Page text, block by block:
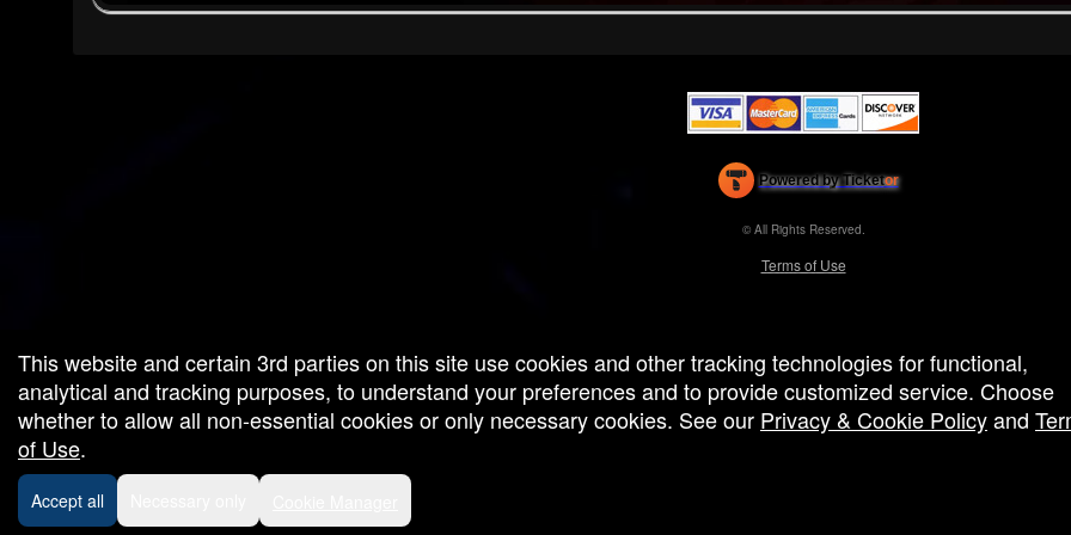
Powered by Ticketor
Efficient Night Club & Bar Ticketing Software – Easy Setup
© All Rights Reserved.
Terms of Use
This website and certain 3rd parties on this site use cookies and other tracking technologies for functional,
analytical and tracking purposes, to understand your preferences and to provide customized service. Choose
whether to allow all non-essential cookies or only necessary cookies. See our Privacy & Cookie Policyand
of Use.
Accept all